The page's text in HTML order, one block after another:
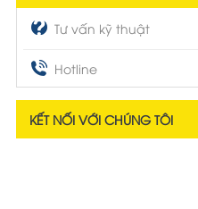
Tư vấn kỹ thuật
Hotline
KẾT NỐI VỚI CHÚNG TÔI